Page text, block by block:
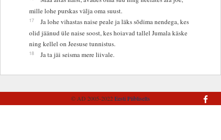
mille lohe purskas välja oma suust.
17
Ja lohe vihastas naise peale ja läks sõdima nendega, kes
olid jäänud üle naise soost, kes hoiavad tallel Jumala käske
ning kellel on Jeesuse tunnistus.
18 Ja ta jäi seisma mere liivale.
© AD 2005-2022Eesti Piibliselts